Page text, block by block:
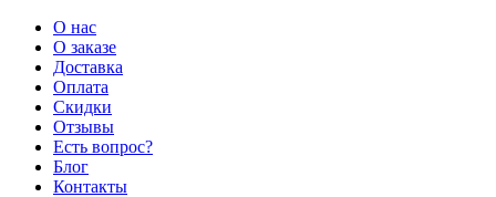
О нас
О заказе
Доставка
Оплата
Скидки
Отзывы
Есть вопрос?
Блог
Контакты